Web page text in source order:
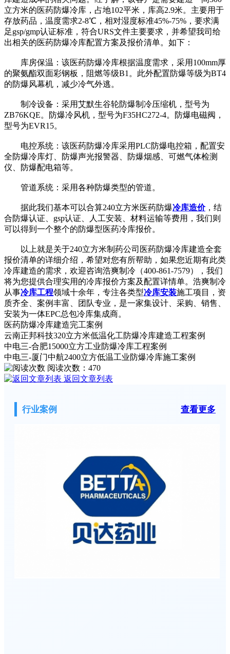
立方米的医药防爆冷库，占地102平米，库高2.9米。主要用于
存放药品，温度需求2-8℃，相对湿度标准45%-75%，要求满
足gsp/gmp认证标准，符合URS文件主要要求，并希望我司给
出相关的医药防爆冷库配置方案及报价清单。如下：
库房保温：该医药防爆冷库根据温度需求，采用100mm厚
的聚氨酯双面彩钢板，阻燃等级B1。此外配置防爆等级为BT4
的防爆风幕机，减少冷气外逃。
制冷设备：采用艾默生谷轮防爆制冷压缩机，型号为
ZB76KQE。防爆冷风机，型号为F35HC272-4。防爆电磁阀，
型号为EVR15。
电控系统：该医药防爆冷库采用PLC防爆电控箱，配置安
全防爆冷库灯、防爆声光报警器、防爆烟感、可燃气体检测
仪、防爆配电箱等。
管道系统：采用各种防爆类型的管道。
据此我们基本可以合算240立方米医药防爆冷库造价，结
合防爆认证、gsp认证、人工安装、材料运输等费用，我们则
可以得到一个整个的防爆型医药冷库报价。
以上就是关于240立方米制药公司医药防爆冷库建造全套
报价清单的详细介绍，希望对您有所帮助，如果您近期有此类
冷库建造的需求，欢迎咨询浩爽制冷（400-861-7579），我们
将为您提供合理实用的冷库报价方案及配置详情单。浩爽制冷
从事冷库工程领域十余年，专注各类型冷库安装施工项目，资
质齐全、案例丰富、团队专业，是一家集设计、采购、销售、
安装为一体EPC总包冷库集成商。
医药防爆冷库建造完工案例
云南正邦科技320立方米低温化工防爆冷库建造工程案例
中电三-合肥15000立方工业防爆冷库工程案例
中电三-厦门中航2400立方低温工业防爆冷库施工案例
阅读次数： 470
返回文章列表
行业案例 查看更多